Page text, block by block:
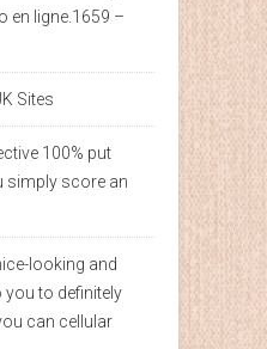
en ligne.1659 –
Sites
100% put
simply score an
looking and
to definitely
can cellular